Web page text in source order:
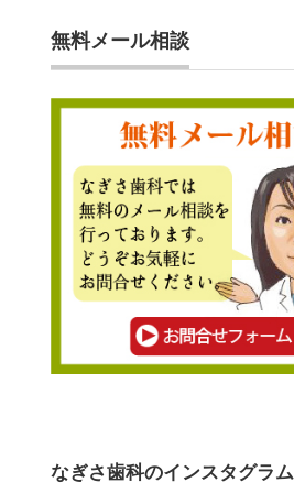
無料メール相談
なぎさ歯科のインスタグラム